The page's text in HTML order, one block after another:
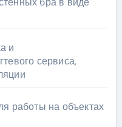
и
сервиса,
работы на объектах